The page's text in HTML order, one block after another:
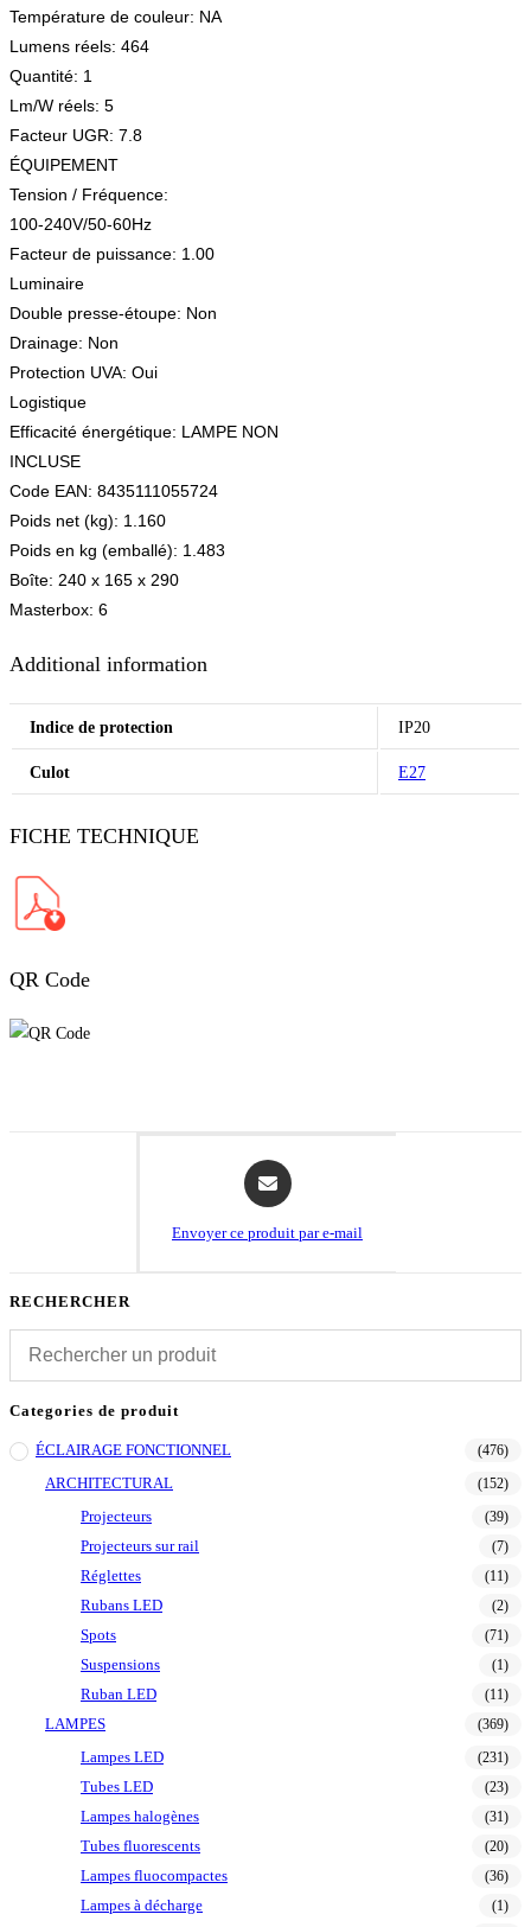
Température de couleur: NA
Lumens réels: 464
Quantité: 1
Lm/W réels: 5
Facteur UGR: 7.8
ÉQUIPEMENT
Tension / Fréquence:
100-240V/50-60Hz
Facteur de puissance: 1.00
Luminaire
Double presse-étoupe: Non
Drainage: Non
Protection UVA: Oui
Logistique
Efficacité énergétique: LAMPE NON
INCLUSE
Code EAN: 8435111055724
Poids net (kg): 1.160
Poids en kg (emballé): 1.483
Boîte: 240 x 165 x 290
Masterbox: 6
Additional information
Indice de protection IP20
Culot E27
FICHE TECHNIQUE
QR Code
Opens
in
new
Envoyer ce produit par e-mail
RECHERCHER
Categories de produit
ÉCLAIRAGE FONCTIONNEL (476)
ARCHITECTURAL (152)
Projecteurs (39)
Projecteurs sur rail (7)
Réglettes (11)
Rubans LED (2)
Spots (71)
Suspensions (1)
Ruban LED (11)
LAMPES (369)
Lampes LED (231)
Tubes LED (23)
Lampes halogènes (31)
Tubes fluorescents (20)
Lampes fluocompactes (36)
Lampes à décharge (1)